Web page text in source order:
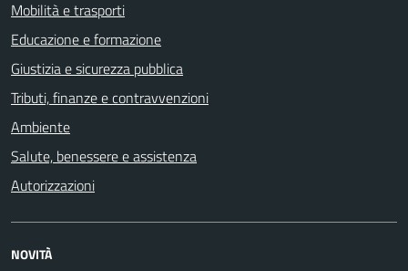
Mobilità e trasporti
Educazione e formazione
Giustizia e sicurezza pubblica
Tributi, finanze e contravvenzioni
Ambiente
Salute, benessere e assistenza
Autorizzazioni
NOVITÀ